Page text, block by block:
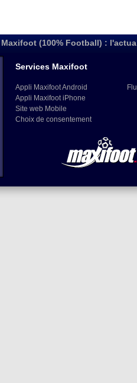
Maxifoot (100% Football) :
Services Maxifoot
Appli Maxifoot Android
Appli Maxifoot iPhone
Site web Mobile
Choix de consentement